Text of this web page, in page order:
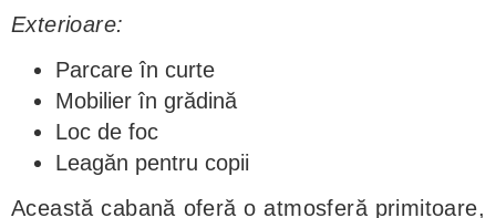
Exterioare:
Parcare în curte
Mobilier în grădină
Loc de foc
Leagăn pentru copii
Această cabană oferă o atmosferă primitoare,